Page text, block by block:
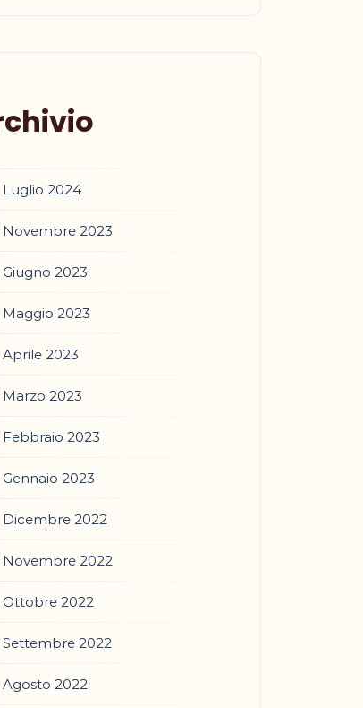
Luglio 2024
Novembre 2023
Giugno 2023
Maggio 2023
Aprile 2023
Marzo 2023
Febbraio 2023
Gennaio 2023
Dicembre 2022
Novembre 2022
Ottobre 2022
Settembre 2022
Agosto 2022